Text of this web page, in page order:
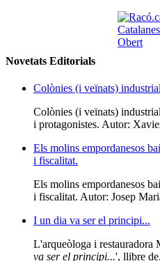
Novetats Editorials
Colònies (i veïnats)
Colònies (i veïnats)
i protagonistes. Autor:
Els molins empordanesos
i fiscalitat.
Els molins empordanesos
i fiscalitat. Autor: Josep
I un dia va ser el principi...
L'arqueòloga i restauradora
va ser el principi...', llibre